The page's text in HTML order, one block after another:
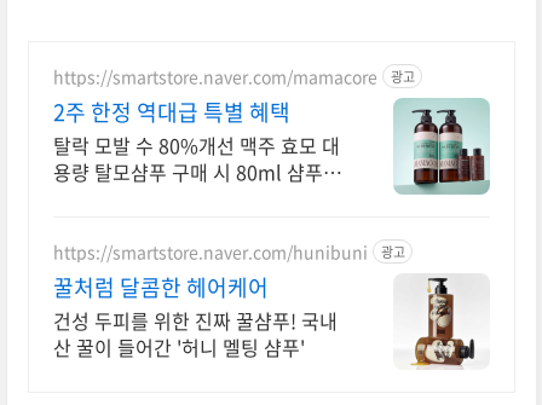
https://smartstore.naver.com/mamacore 광고
2주 한정 역대급 특별 혜택
탈락 모발 수 80%개선 맥주 효모 대
용량 탈모샴푸 구매 시 80ml 샴푸
https://smartstore.naver.com/hunibuni 광고
꿀처럼 달콤한 헤어케어
건성 두피를 위한 진짜 꿀샴푸! 국내
산 꿀이 들어간 '허니 멜팅 샴푸'